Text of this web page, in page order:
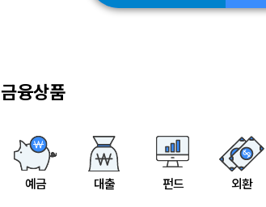
금융상품
예금 대출 펀드 외환